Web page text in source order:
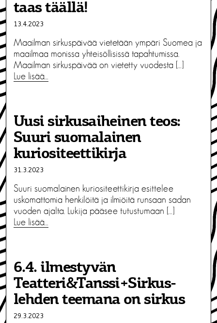
taas täällä!
13.4.2023
Maailman sirkuspäivää vietetään ympäri Suomea ja
maailmaa monissa yhteisöllisissä tapahtumissa.
Maailman sirkuspäivää on vietetty vuodesta […]
Lue lisää…
Uusi sirkusaiheinen teos:
Suuri suomalainen
kuriositeettikirja
31.3.2023
Suuri suomalainen kuriositeettikirja esittelee
uskomattomia henkilöitä ja ilmiöitä runsaan sadan
vuoden ajalta. Lukija pääsee tutustumaan […]
Lue lisää…
6.4. ilmestyvän
Teatteri&Tanssi+Sirkus-
lehden teemana on sirkus
29.3.2023